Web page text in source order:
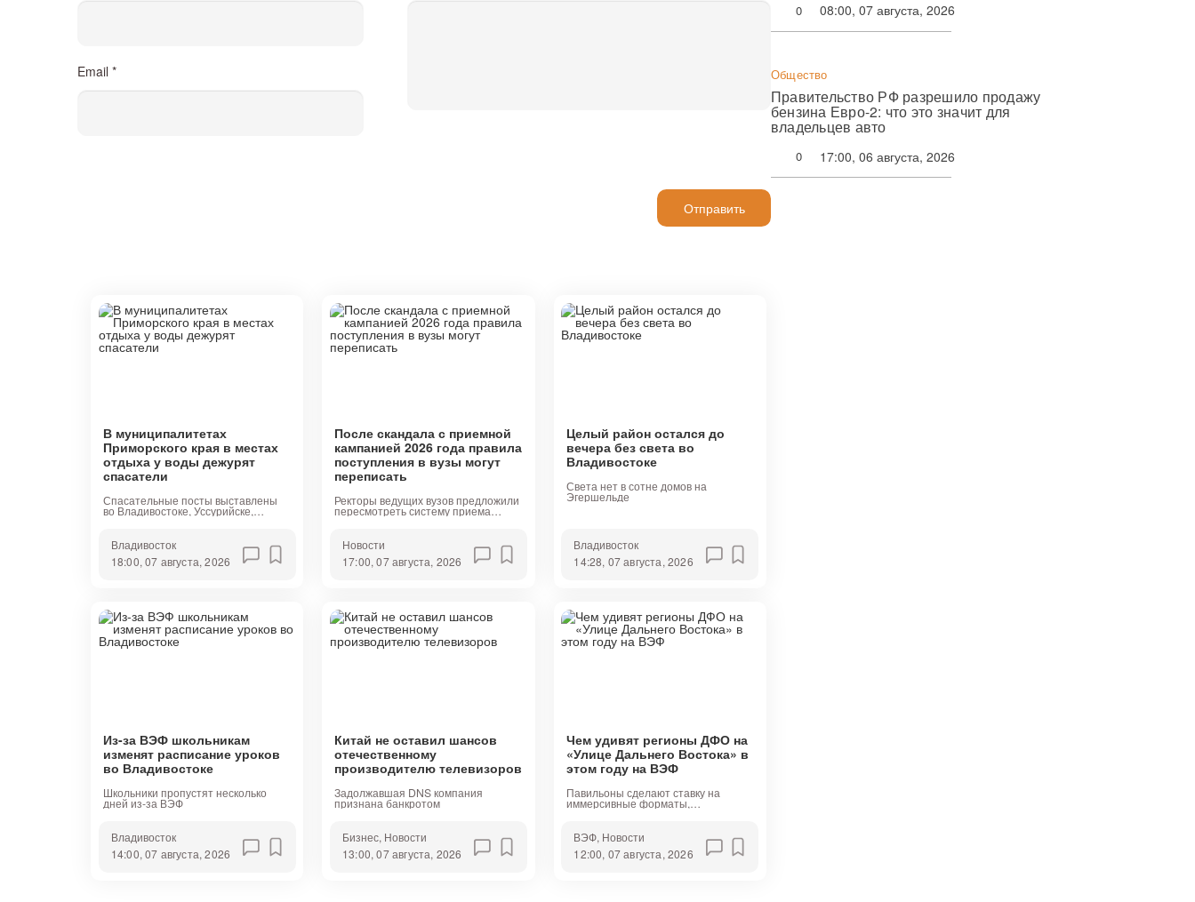
Email *
Отправить
0 08:00, 07 августа, 2026
Общество
Правительство РФ разрешило продажу
бензина Евро-2: что это значит для
владельцев авто
0 17:00, 06 августа, 2026
В муниципалитетах
Приморского края в местах
отдыха у воды дежурят
спасатели
Спасательные посты выставлены
во Владивостоке, Уссурийске,
Дальнереченске, Находке,
Владивосток
18:00, 07 августа, 2026
После скандала с приемной
кампанией 2026 года правила
поступления в вузы могут
переписать
Ректоры ведущих вузов предложили
пересмотреть систему приема
победителей олимпиад на
Новости
17:00, 07 августа, 2026
Целый район остался до
вечера без света во
Владивостоке
Света нет в сотне домов на
Эгершельде
Владивосток
14:28, 07 августа, 2026
Из-за ВЭФ школьникам
изменят расписание уроков
во Владивостоке
Школьники пропустят несколько
дней из-за ВЭФ
Владивосток
14:00, 07 августа, 2026
Китай не оставил шансов
отечественному
производителю телевизоров
Задолжавшая DNS компания
признана банкротом
Бизнес, Новости
13:00, 07 августа, 2026
Чем удивят регионы ДФО на
«Улице Дальнего Востока» в
этом году на ВЭФ
Павильоны сделают ставку на
иммерсивные форматы,
социальные проекты и сценарии
ВЭФ, Новости
12:00, 07 августа, 2026